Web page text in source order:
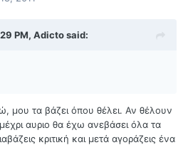
PM, Adicto said:
μου τα βάζει όπου θέλει. Αν θέλουν
αυριο θα έχω ανεβάσει όλα τα
κριτική και μετά αγοράζεις ένα